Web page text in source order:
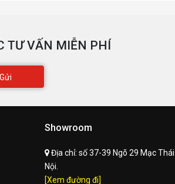
TƯ VẤN MIỄN PHÍ
Gửi
Showroom
Địa chỉ: số 37-39 Ngõ 29 Mạc
Nội.
[Xem đường đi]